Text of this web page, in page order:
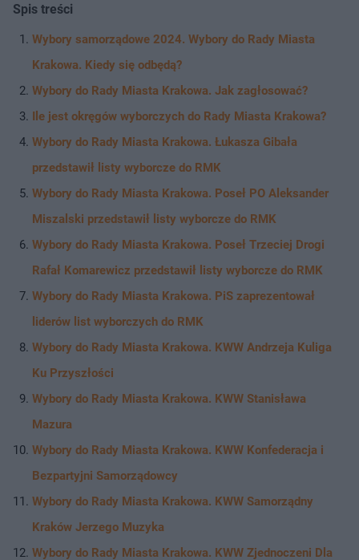
Spis treści
Wybory samorządowe 2024. Wybory do Rady Miasta
Krakowa. Kiedy się odbędą?
Wybory do Rady Miasta Krakowa. Jak zagłosować?
Ile jest okręgów wyborczych do Rady Miasta Krakowa?
Wybory do Rady Miasta Krakowa. Łukasza Gibała
przedstawił listy wyborcze do RMK
Wybory do Rady Miasta Krakowa. Poseł PO Aleksander
Miszalski przedstawił listy wyborcze do RMK
Wybory do Rady Miasta Krakowa. Poseł Trzeciej Drogi
Rafał Komarewicz przedstawił listy wyborcze do RMK
Wybory do Rady Miasta Krakowa. PiS zaprezentował
liderów list wyborczych do RMK
Wybory do Rady Miasta Krakowa. KWW Andrzeja Kuliga
Ku Przyszłości
Wybory do Rady Miasta Krakowa. KWW Stanisława
Mazura
Wybory do Rady Miasta Krakowa. KWW Konfederacja i
Bezpartyjni Samorządowcy
Wybory do Rady Miasta Krakowa. KWW Samorządny
Kraków Jerzego Muzyka
Wybory do Rady Miasta Krakowa. KWW Zjednoczeni Dla